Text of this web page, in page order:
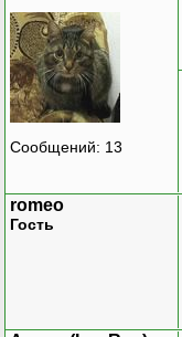
Сообщений: 13
romeo
Гость